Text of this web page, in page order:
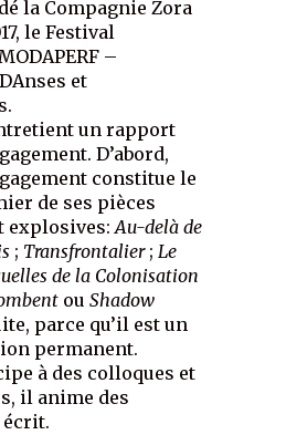
la Compagnie Zora
le Festival
–
et
un rapport
D’abord,
constitue le
de ses pièces
explosives:Au-delà de
; Transfrontalier;Le
de la Colonisation
ouShadow
parce qu’il est un
permanent.
à des colloques et
il anime des